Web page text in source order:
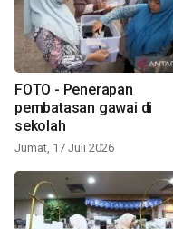
FOTO - Penerapan
pembatasan gawai di
sekolah
Jumat, 17 Juli 2026